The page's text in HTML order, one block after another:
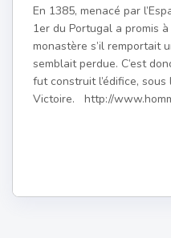
En 1385, menacé par
1er du Portugal a promis
monastère s’il remportait
semblait perdue. C’est
fut construit l’édifice,
Victoire. http://